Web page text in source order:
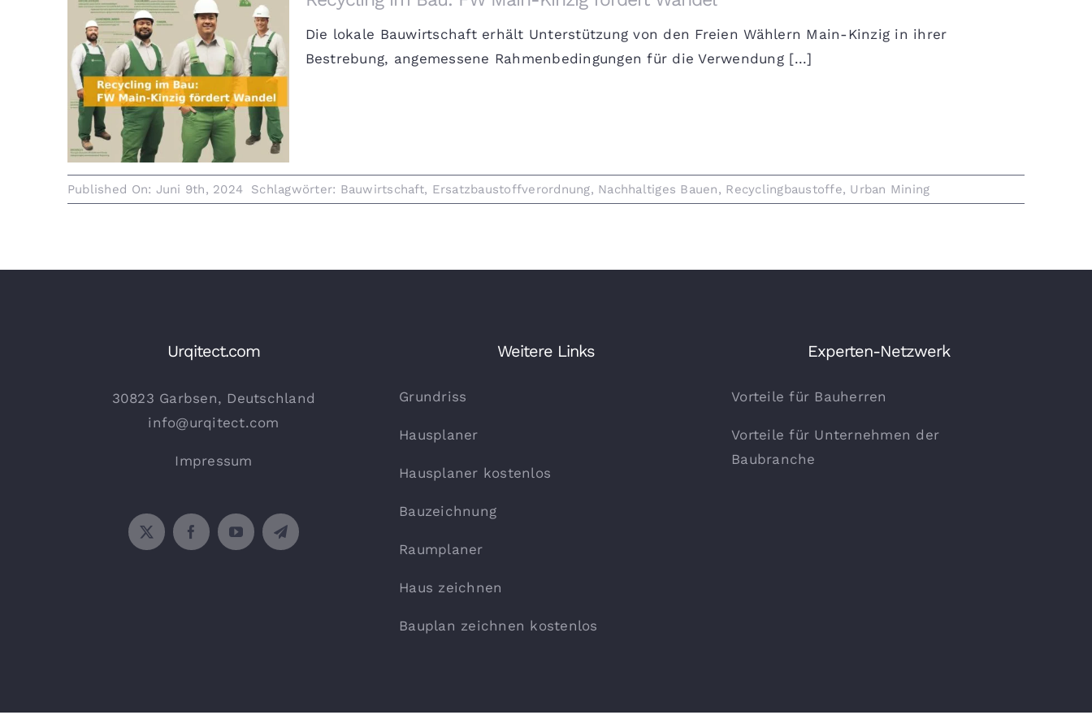
Recycling im Bau: FW Main-
Kinzig fördert Wandel
Die lokale Bauwirtschaft erhält Unterstützung von den Freien Wählern Main-Kinzig in ihrer
Bestrebung, angemessene Rahmenbedingungen für die Verwendung [...]
Published On: Juni 9th, 2024 Schlagwörter: Bauwirtschaft, Ersatzbaustoffverordnung, Nachhaltiges Bauen, Recyclingbaustoffe, Urban Mining
Urqitect.com
30823 Garbsen, Deutschland
info@urqitect.com
Impressum
Weitere Links
Grundriss
Hausplaner
Hausplaner kostenlos
Bauzeichnung
Raumplaner
Haus zeichnen
Bauplan zeichnen kostenlos
Experten-Netzwerk
Vorteile für Bauherren
Vorteile für Unternehmen der
Baubranche